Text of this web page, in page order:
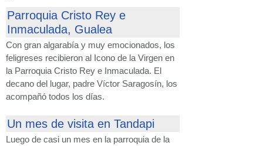
Parroquia Cristo Rey e
Inmaculada, Gualea
Con gran algarabía y muy emocionados, los
feligreses recibieron al Icono de la Virgen en
la Parroquia Cristo Rey e Inmaculada. El
decano del lugar, padre Víctor Saragosín, los
acompañó todos los días.
Un mes de visita en Tandapi
Luego de casi un mes en la parroquia de la